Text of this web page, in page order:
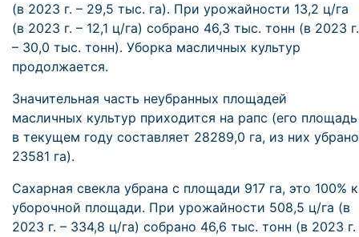
(в 2023 г. – 29,5 тыс. га). При урожайности 13,2 ц/га
(в 2023 г. – 12,1 ц/га) собрано 46,3 тыс. тонн (в 2023 г.
– 30,0 тыс. тонн). Уборка масличных культур
продолжается.
Значительная часть неубранных площадей
масличных культур приходится на рапс (его площадь
в текущем году составляет 28289,0 га, из них убрано
23581 га).
Сахарная свекла убрана с площади 917 га, это 100% к
уборочной площади. При урожайности 508,5 ц/га (в
2023 г. – 334,8 ц/га) собрано 46,6 тыс. тонн (в 2023 г.